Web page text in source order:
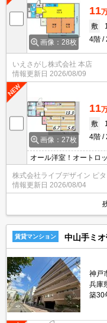
画像：28枚
11
敷
4階
いえさがし株式会社 本店
情報更新日 2026/08/09
画像：27枚
11
敷
4階
オール洋室！オートロ
株式会社ライブデザイン ピ
情報更新日 2026/08/04
賃貸マンション 中山手ミ
神戸
兵庫
築30